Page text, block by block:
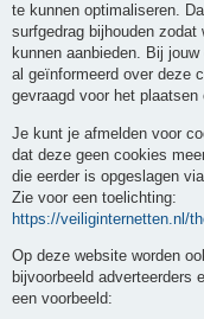
te kunnen optimaliseren.
surfgedrag bijhouden
kunnen aanbieden. Bij
al geïnformeerd over deze
gevraagd voor het plaatsen
Je kunt je afmelden voor
dat deze geen cookies
die eerder is opgeslagen
Zie voor een toelichting:
https://veiliginternetten.nl/
Op deze website worden
bijvoorbeeld adverteerders
een voorbeeld: